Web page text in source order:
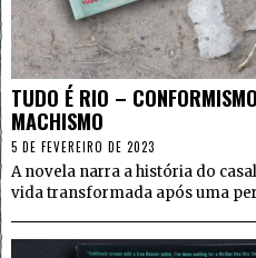
TUDO É RIO –
MACHISMO
5 DE FEVEREIRO DE 2023
A novela narra a história do
vida transformada após uma